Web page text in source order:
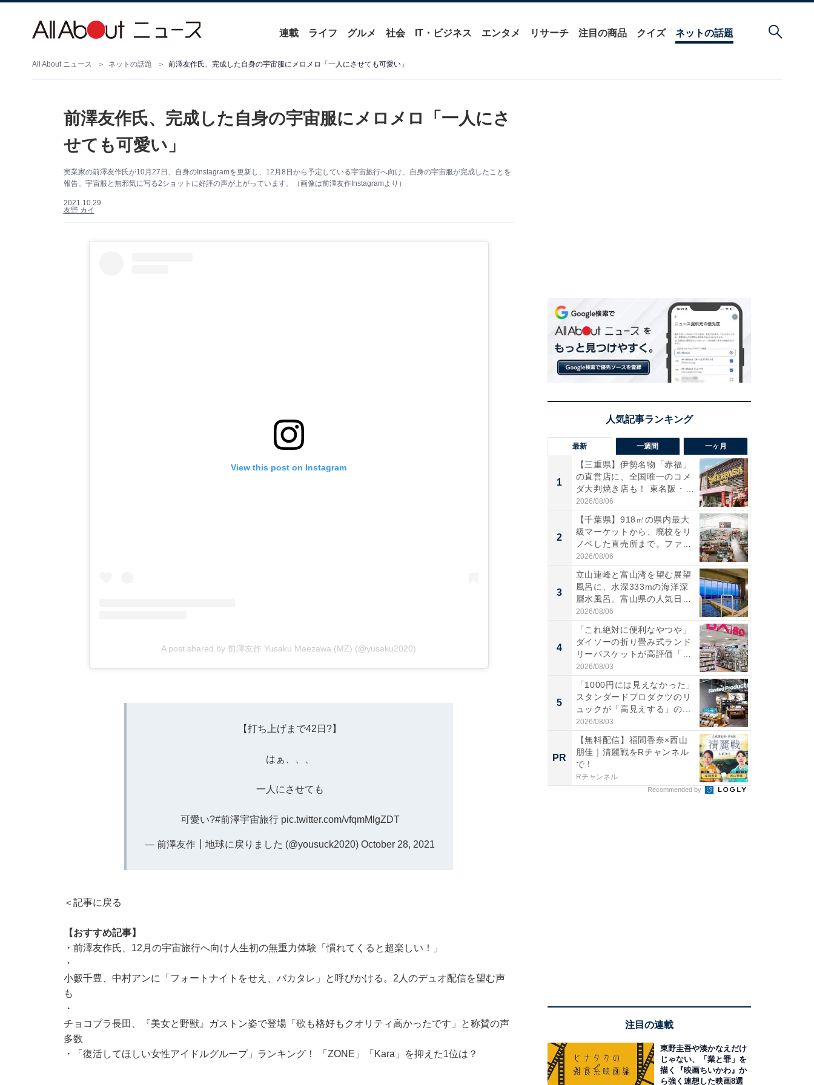
連載 ライフ グルメ 社会 IT・ビジネス エンタメ リサーチ 注目の商品 クイズ ネットの話題
All About ニュース ネットの話題 前澤友作氏、完成した自身の宇宙服にメロメロ「一人にさせても可愛い」
前澤友作氏、完成した自身の宇宙服にメロメロ「一人にさ
せても可愛い」
実業家の前澤友作氏が10月27日、自身のInstagramを更新し、12月8日から予定している宇宙旅行へ向け、自身の宇宙服が完成したことを
報告。宇宙服と無邪気に写る2ショットに好評の声が上がっています。（画像は前澤友作Instagramより）
2021.10.29
友野 カイ
View this post on Instagram
A post shared by 前澤友作 Yusaku Maezawa (MZ) (@yusaku2020)
【打ち上げまで42日?】
はぁ、、、
一人にさせても
可愛い?#前澤宇宙旅行 pic.twitter.com/vfqmMlgZDT
— 前澤友作┃地球に戻りました (@yousuck2020) October 28, 2021
＜記事に戻る
【おすすめ記事】
・ 前澤友作氏、12月の宇宙旅行へ向け人生初の無重力体験「慣れてくると超楽しい！」
・
小籔千豊、中村アンに「フォートナイトをせえ、バカタレ」と呼びかける。2人のデュオ配信を望む声
も
・
チョコプラ長田、『美女と野獣』ガストン姿で登場「歌も格好もクオリティ高かったです」と称賛の声
多数
・
「復活してほしい女性アイドルグループ」ランキング！ 「ZONE」「Kara」を抑えた1位は？
最新 一週間 一ヶ月
1
【三重県】伊勢名物「赤福」
の直営店に、全国唯一のコメ
ダ大判焼き店も！ 東名阪・
伊...
2026/08/06
2
【千葉県】918㎡の県内最大
級マーケットから、廃校をリ
ノベした直売所まで。ファ
ー...
2026/08/06
3
立山連峰と富山湾を望む展望
風呂に、水深333mの海洋深
層水風呂。富山県の人気日
帰...
2026/08/06
4
「これ絶対に便利なやつや」
ダイソーの折り畳み式ランド
リーバスケットが高評価「使
わ...
2026/08/03
5
「1000円には見えなかった」
スタンダードプロダクツのリ
ュックが「高見えする」の...
2026/08/03
PR
【無料配信】福間香奈×西山
朋佳｜清麗戦をRチャンネル
で！
Rチャンネル
Recommended by
注目の連載
東野圭吾や湊かなえだけ
じゃない、「業と罪」を
描く『映画ちいかわ』か
ら強く連想した映画8選